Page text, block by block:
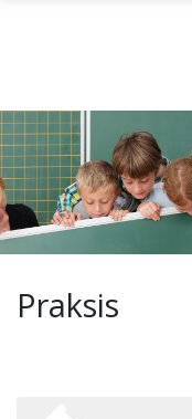
Praksis